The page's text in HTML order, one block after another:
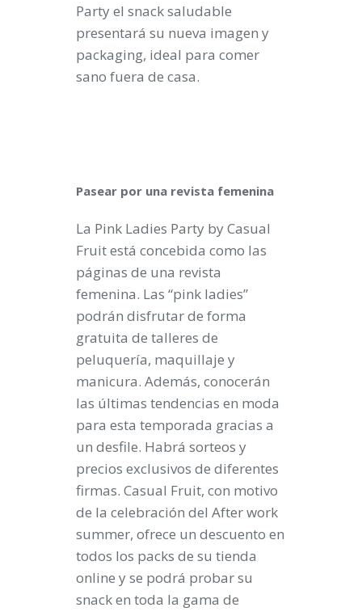
Party el snack saludable
presentará su nueva imagen y
packaging, ideal para comer
sano fuera de casa.
Pasear por una revista femenina
La Pink Ladies Party by Casual
Fruit está concebida como las
páginas de una revista
femenina. Las “pink ladies”
podrán disfrutar de forma
gratuita de talleres de
peluquería, maquillaje y
manicura. Además, conocerán
las últimas tendencias en moda
para esta temporada gracias a
un desfile. Habrá sorteos y
precios exclusivos de diferentes
firmas. Casual Fruit, con motivo
de la celebración del After work
summer, ofrece un descuento en
todos los packs de su tienda
online y se podrá probar su
snack en toda la gama de